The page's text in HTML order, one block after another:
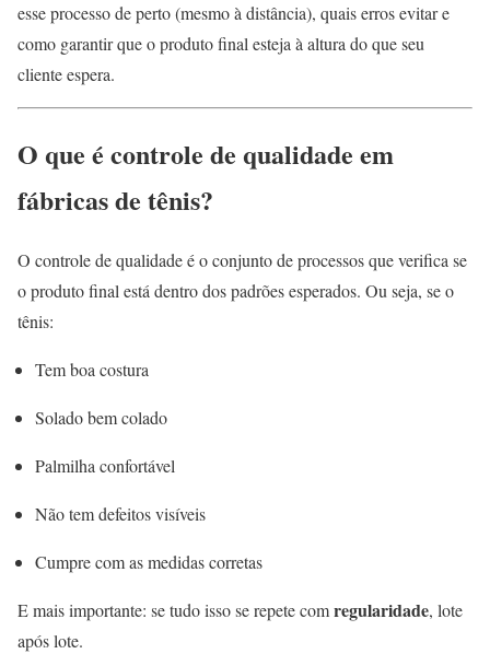
esse processo de perto (mesmo à distância), quais erros evitar e
como garantir que o produto final esteja à altura do que seu
cliente espera.
O que é controle de qualidade em
fábricas de tênis?
O controle de qualidade é o conjunto de processos que verifica se
o produto final está dentro dos padrões esperados. Ou seja, se o
tênis:
Tem boa costura
Solado bem colado
Palmilha confortável
Não tem defeitos visíveis
Cumpre com as medidas corretas
E mais importante: se tudo isso se repete comregularidade, lote
após lote.